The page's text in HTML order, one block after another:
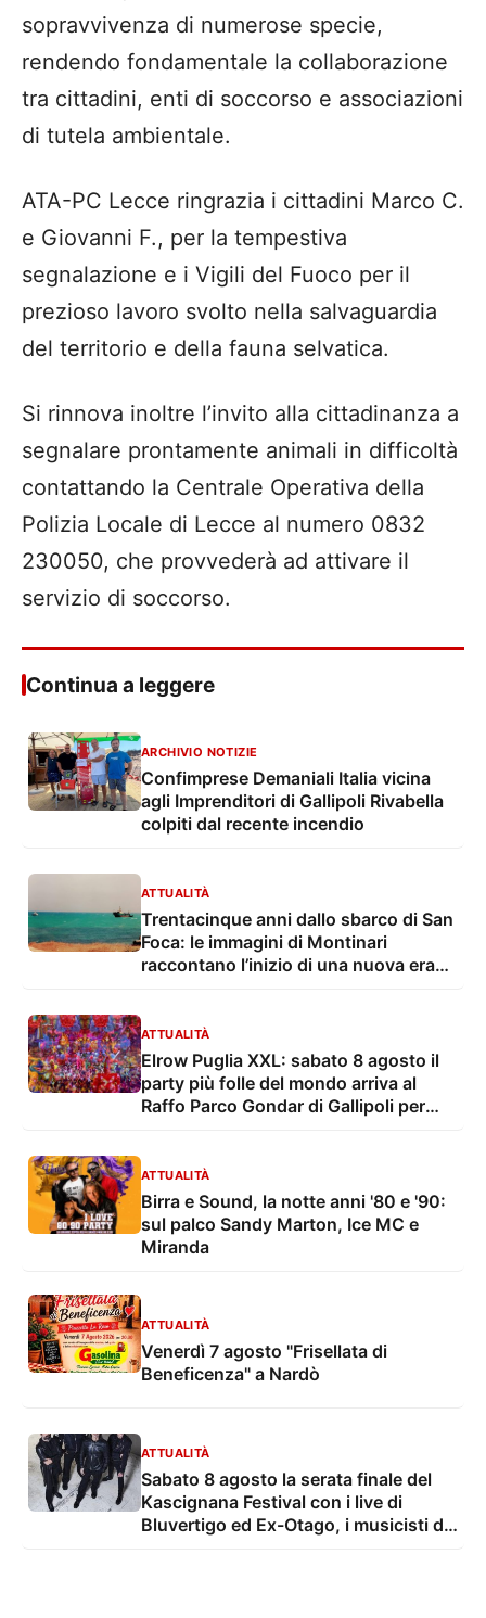
sopravvivenza di numerose specie,
rendendo fondamentale la collaborazione
tra cittadini, enti di soccorso e associazioni
di tutela ambientale.
ATA-PC Lecce ringrazia i cittadini Marco C.
e Giovanni F., per la tempestiva
segnalazione e i Vigili del Fuoco per il
prezioso lavoro svolto nella salvaguardia
del territorio e della fauna selvatica.
Si rinnova inoltre l’invito alla cittadinanza a
segnalare prontamente animali in difficoltà
contattando la Centrale Operativa della
Polizia Locale di Lecce al numero 0832
230050, che provvederà ad attivare il
servizio di soccorso.
Continua a leggere
ARCHIVIO NOTIZIE
Confimprese Demaniali Italia vicina
agli Imprenditori di Gallipoli Rivabella
colpiti dal recente incendio
ATTUALITÀ
Trentacinque anni dallo sbarco di San
Foca: le immagini di Montinari
raccontano l’inizio di una nuova era
ATTUALITÀ
Elrow Puglia XXL: sabato 8 agosto il
party più folle del mondo arriva al
Raffo Parco Gondar di Gallipoli per
ATTUALITÀ
Birra e Sound, la notte anni '80 e '90:
sul palco Sandy Marton, Ice MC e
Miranda
ATTUALITÀ
Venerdì 7 agosto "Frisellata di
Beneficenza" a Nardò
ATTUALITÀ
Sabato 8 agosto la serata finale del
Kascignana Festival con i live di
Bluvertigo ed Ex-Otago, i musicisti di